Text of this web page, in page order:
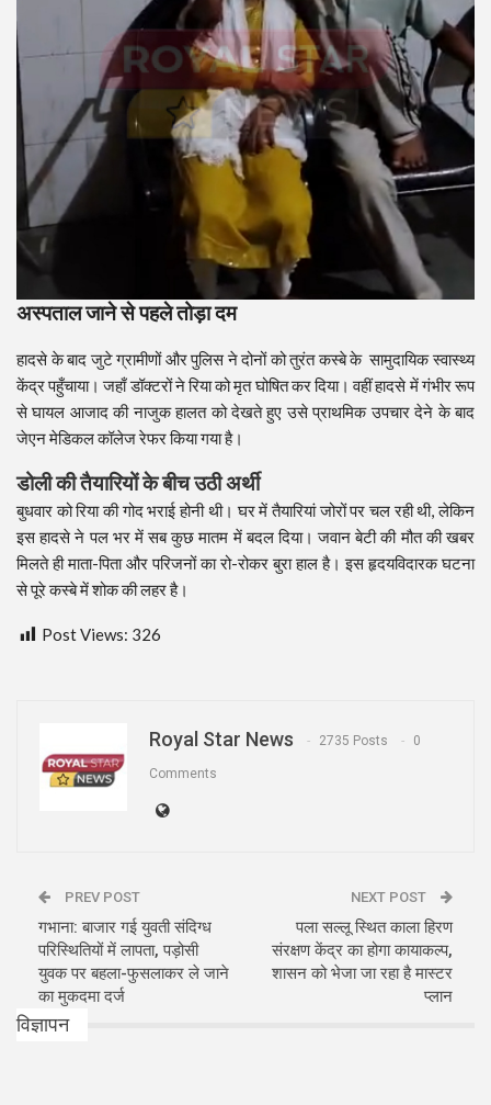
अस्पताल जाने से पहले तोड़ा दम
​हादसे के बाद जुटे ग्रामीणों और पुलिस ने दोनों को तुरंत कस्बे के सामुदायिक स्वास्थ्य
केंद्र पहुँचाया। जहाँ डॉक्टरों ने रिया को मृत घोषित कर दिया। वहीं हादसे में गंभीर रूप
से घायल आजाद की नाजुक हालत को देखते हुए उसे प्राथमिक उपचार देने के बाद
जेएन मेडिकल कॉलेज रेफर किया गया है।
डोली की तैयारियों के बीच उठी अर्थी
बुधवार को रिया की गोद भराई होनी थी। घर में तैयारियां जोरों पर चल रही थी, लेकिन
इस हादसे ने पल भर में सब कुछ मातम में बदल दिया। जवान बेटी की मौत की खबर
मिलते ही माता-पिता और परिजनों का रो-रोकर बुरा हाल है। इस हृदयविदारक घटना
से पूरे कस्बे में शोक की लहर है।
Post Views: 326
Royal Star News 2735 Posts 0
Comments
PREV POST
गभाना: बाजार गई युवती संदिग्ध
परिस्थितियों में लापता, पड़ोसी
युवक पर बहला-फुसलाकर ले जाने
का मुकदमा दर्ज
NEXT POST
पला सल्लू स्थित काला हिरण
संरक्षण केंद्र का होगा कायाकल्प,
शासन को भेजा जा रहा है मास्टर
प्लान
विज्ञापन